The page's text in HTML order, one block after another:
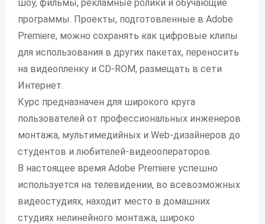
шоу, фильмы, рекламные ролики и обучающие
программы. Проекты, подготовленные в Adobe
Premiere, можно сохранять как цифровые клипы
для использования в других пакетах, переносить
на видеопленку и CD-ROM, размещать в сети
Интернет.
Курс предназначен для широкого круга
пользователей от профессиональных инженеров
монтажа, мультимедийных и Web-дизайнеров до
студентов и любителей-видеооператоров.
В настоящее время Adobe Premiere успешно
используется на телевидении, во всевозможных
видеостудиях, находит место в домашних
студиях нелинейного монтажа, широко